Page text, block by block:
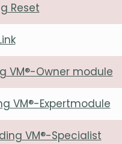
Reset
VM®-Owner module
VM®-Expertmodule
VM®-Specialist